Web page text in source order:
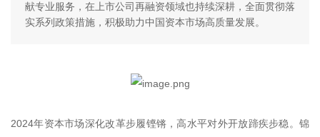
献专业服务，在上市公司再融资领域也持续深耕，全面贯彻落
实系列政策措施，积极助力中国资本市场高质量发展。
2024年资本市场深化改革步履铿锵，高水平对外开放蹄疾步稳。锦